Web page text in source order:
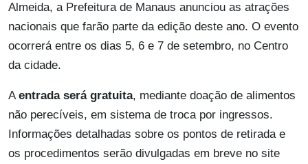
Almeida, a Prefeitura de Manaus anunciou as atrações
nacionais que farão parte da edição deste ano. O evento
ocorrerá entre os dias 5, 6 e 7 de setembro, no Centro
da cidade.
Aentrada será gratuita, mediante doação de alimentos
não perecíveis, em sistema de troca por ingressos.
Informações detalhadas sobre os pontos de retirada e
os procedimentos serão divulgadas em breve no site